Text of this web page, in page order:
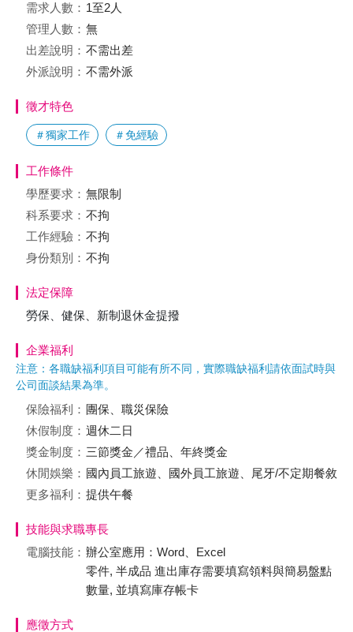
需求人數： 1至2人
管理人數： 無
出差說明： 不需出差
外派說明： 不需外派
徵才特色
＃獨家工作 ＃免經驗
工作條件
學歷要求： 無限制
科系要求： 不拘
工作經驗： 不拘
身份類別： 不拘
法定保障
勞保、健保、新制退休金提撥
企業福利
注意：各職缺福利項目可能有所不同，實際職缺福利請依面試時與
公司面談結果為準。
保險福利： 團保、職災保險
休假制度： 週休二日
獎金制度： 三節獎金／禮品、年終獎金
休閒娛樂： 國內員工旅遊、國外員工旅遊、尾牙/不定期餐敘
更多福利： 提供午餐
技能與求職專長
電腦技能： 辦公室應用：Word、Excel
零件, 半成品 進出庫存需要填寫領料與簡易盤點
數量, 並填寫庫存帳卡
應徵方式